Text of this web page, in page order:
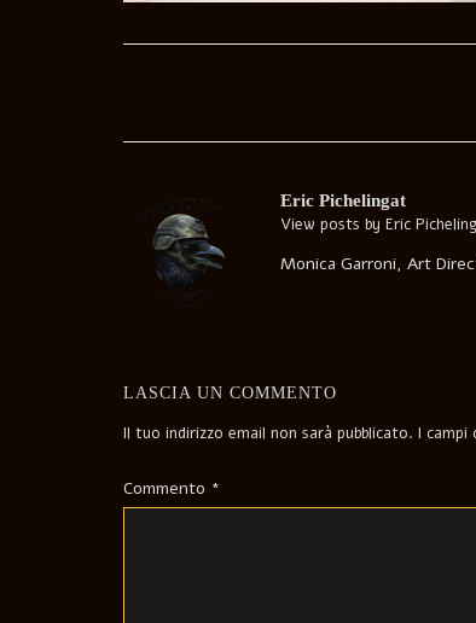
Eric Pichelingat
View posts by Eric
Monica Garroni, Art
LASCIA UN COMMENTO
Il tuo indirizzo email non sarà pubblicato. I campi
Commento *